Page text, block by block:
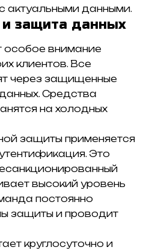
актуальными данными.
и защита данных
особое внимание
клиентов. Все
через защищенные
Средства
на холодных
защиты применяется
Это
высокий уровень
постоянно
защиты и проводит
круглосуточно и